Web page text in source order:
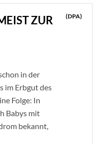
ZUR
(DPA)
in der
im Erbgut des
Folge: In
Babys mit
bekannt,